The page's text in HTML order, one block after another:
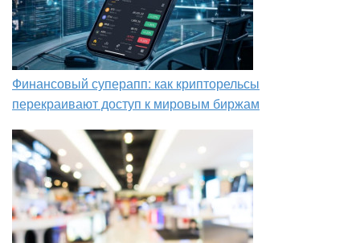
Финансовый суперапп: как крипторельсы
перекраивают доступ к мировым биржам